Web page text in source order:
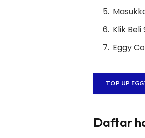
Klik
Eggy
TOP UP
Daftar